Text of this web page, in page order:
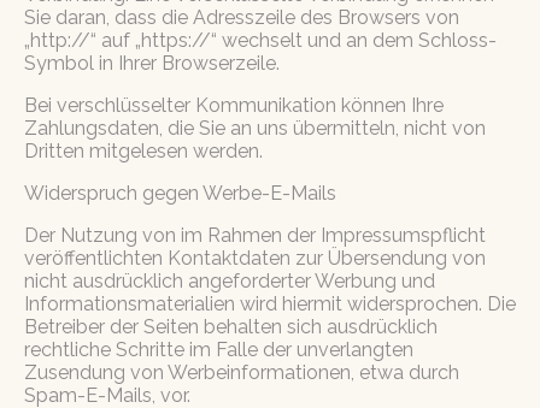
Sie daran, dass die Adresszeile des Browsers von
„http://“ auf „https://“ wechselt und an dem Schloss-
Symbol in Ihrer Browserzeile.
Bei verschlüsselter Kommunikation können Ihre
Zahlungsdaten, die Sie an uns übermitteln, nicht von
Dritten mitgelesen werden.
Widerspruch gegen Werbe-E-Mails
Der Nutzung von im Rahmen der Impressumspflicht
veröffentlichten Kontaktdaten zur Übersendung von
nicht ausdrücklich angeforderter Werbung und
Informationsmaterialien wird hiermit widersprochen. Die
Betreiber der Seiten behalten sich ausdrücklich
rechtliche Schritte im Falle der unverlangten
Zusendung von Werbeinformationen, etwa durch
Spam-E-Mails, vor.